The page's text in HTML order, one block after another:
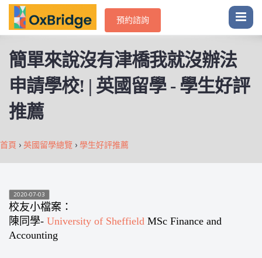
預約諮詢
簡單來說沒有津橋我就沒辦法
申請學校! | 英國留學 - 學生好評
推薦
首頁 › 英國留學總覽 › 學生好評推薦
2020-07-03
校友小檔案：
陳同學- University of Sheffield MSc Finance and
Accounting